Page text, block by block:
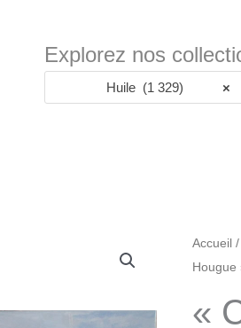
Explorez nos
×
Huile (1 329)
Accueil /
Hougue
«
quantité
de
à